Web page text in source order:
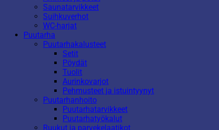
Saunatarvikkeet
Suihkuverhot
WC-harjat
Puutarha
Puutarhakalusteet
Setit
Pöydät
Tuolit
Aurinkovarjot
Pehmusteet ja istuintyynyt
Puutarhanhoito
Puutarhatarvikkeet
Puutarhatyökalut
Ruukut ja parvekelaatikot